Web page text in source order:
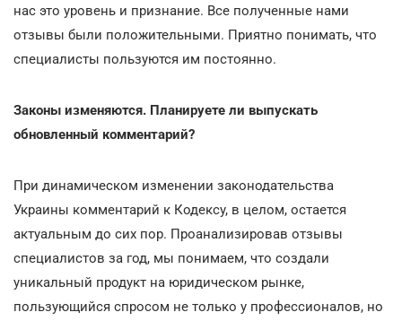
нас это уровень и признание. Все полученные нами
отзывы были положительными. Приятно понимать, что
специалисты пользуются им постоянно.
Законы изменяются. Планируете ли выпускать
обновленный комментарий?
При динамическом изменении законодательства
Украины комментарий к Кодексу, в целом, остается
актуальным до сих пор. Проанализировав отзывы
специалистов за год, мы понимаем, что создали
уникальный продукт на юридическом рынке,
пользующийся спросом не только у профессионалов, но